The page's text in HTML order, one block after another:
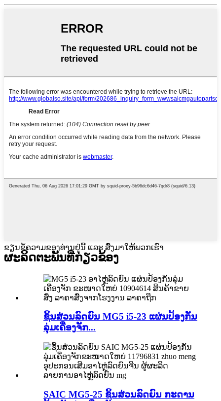
ຂຽນຂໍ້ຄວາມຂອງທ່ານຢູ່ນີ້ ແລະ ສົ່ງມາໃຫ້ພວກເຮົາ
ຜະລິດຕະພັນທີ່ກ່ຽວຂ້ອງ
ຊິ້ນສ່ວນລົດຍົນ MG5 i5-23 ແຜ່ນປ້ອງກັນ
ລຸ່ມເຄື່ອງຈັກ...
SAIC MG5-25 ຊິ້ນສ່ວນລົດຍົນ ກະດານ